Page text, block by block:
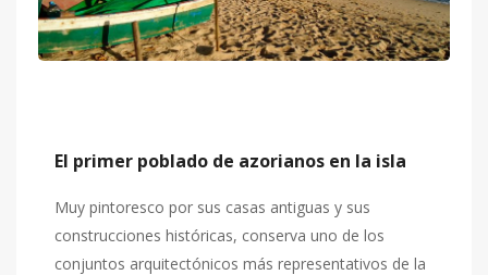
El primer poblado de azorianos en la isla
Muy pintoresco por sus casas antiguas y sus
construcciones históricas, conserva uno de los
conjuntos arquitectónicos más representativos de la